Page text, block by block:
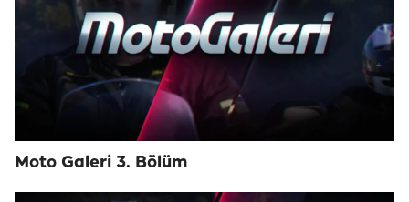
Moto Galeri 3. Bölüm